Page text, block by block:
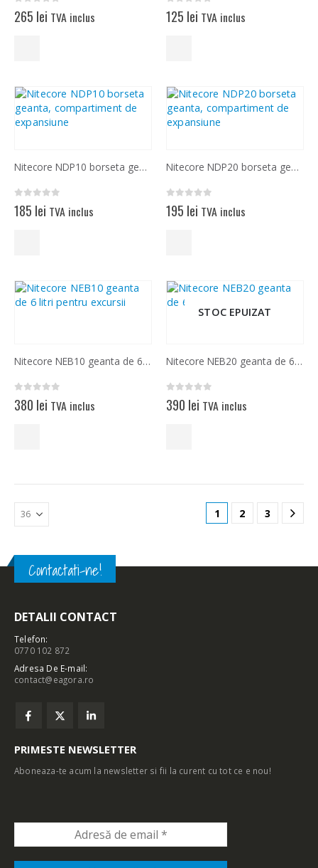
0 out of 5
265 lei TVA inclus 0 out of 5
125 lei TVA inclus
Nitecore NDP10 borseta geanta, compartiment de expansiune
0 out of 5
185 lei TVA inclus
Nitecore NDP20 borseta geanta, compartiment de expansiune
0 out of 5
195 lei TVA inclus
Nitecore NEB10 geanta de 6 litri pentru excursii
0 out of 5
380 lei TVA inclus
STOC EPUIZAT
Nitecore NEB20 geanta de 6 litri pentru excursii
0 out of 5
390 lei TVA inclus
1 2 3
Contactati-ne!
DETALII CONTACT
Telefon:
0770 102 872
Adresa De E-mail:
contact@eagora.ro
PRIMESTE NEWSLETTER
Aboneaza-te acum la newsletter si fii la curent cu tot ce e nou!